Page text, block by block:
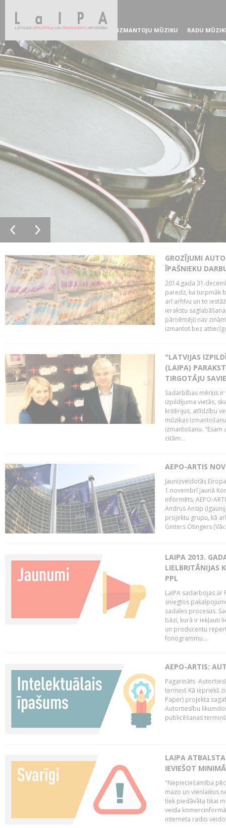
IZMANTOJU MŪZIKU RADU
GROZĪJUMI
ĪPAŠNIEKU
2014.gada
paredz, ka turpmāk
arī arhīvu un to
ierakstu
pārņēmēji) nav
izmantot bez
"LATVIJAS
(LAIPA)
TIRGOTĀJU
Sadarbības mērķis
izpildījuma vietās,
kritērijus, atlīdzību
mūzikas
izmantošanu.
citām...
AEPO-ARTIS
Jaunizveidotās
1.novembrī jaunā
informēts, AEPO-
Andrus Ansip
projektu grupu, kā
Ginters Otingers
LAIPA 2013.
LIELBRITĀNIJAS
PPL
LaIPA sadarbojas
sniegtos
sadales procesus.
bāzi, kurā ir iekļauti
un producentu
fonogrammu...
AEPO-ARTIS:
Pagarināts
termiņš Kā iepriekš
Paper) projekta
Autortiesību
publicēšanas
LAIPA
IEVIEŠOT
"Nepieciešamība
mazo un vienlaikus
tiek piedāvāta tikai
veida
interneta radio